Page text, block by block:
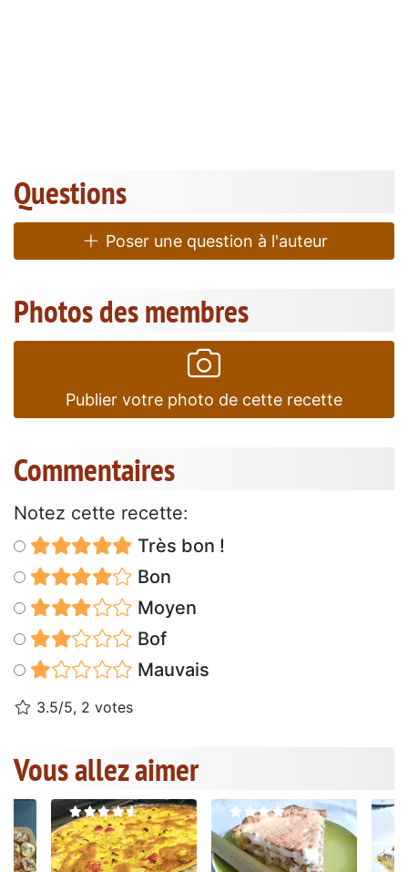
Questions
Poser une question à l'auteur
Photos des membres
Publier votre photo de cette recette
Commentaires
Notez cette recette:
Très bon !
Bon
Moyen
Bof
Mauvais
3.5/5, 2 votes
Vous allez aimer